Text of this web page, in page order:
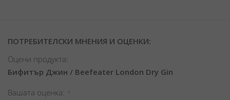
ПОТРЕБИТЕЛСКИ МНЕНИЯ И ОЦЕНКИ:
Оцени продукта:
Бифитър Джин / Beefeater London Dry Gin
Вашата оценка